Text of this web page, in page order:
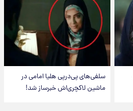
سلفی‌های پی‌درپی هلیا امامی در
ماشین لاکچری‌اش خبرساز شد!